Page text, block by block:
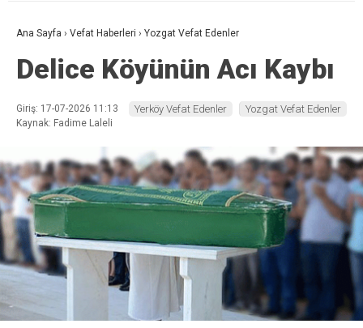
Ana Sayfa › Vefat Haberleri › Yozgat Vefat Edenler
Delice Köyünün Acı Kaybı
Giriş: 17-07-2026 11:13
Kaynak: Fadime Laleli
Yerköy Vefat Edenler Yozgat Vefat Edenler